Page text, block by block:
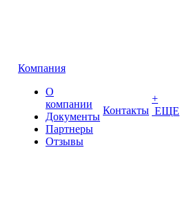
Компания
О
компании
Документы
Партнеры
Отзывы
Контакты
+
ЕЩЕ